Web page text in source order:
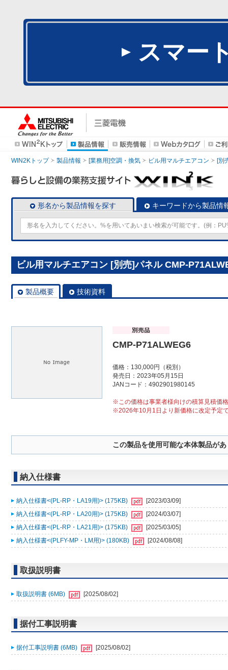
スマー
WIN2Kトップ 製品情報 [業務用]空調・換気 ビル用マルチエアコン [別
形名から製品情報を探す キーワードから製品情
ビル用マルチエアコン [別売]パネル CMP-
製品概要 技術資料
CMP-P71ALWEG6
価格：130,000円（税別）
発売日：2023年05月15日
JANコード：4902901980145
※この価格は事業者様向けの積算見積価
※2026年10月1日より新価格に改定予定
この製品を使用可能な本体製品が
納入仕様書
納入仕様書<(PL-RP・LA19用)> (175KB)
[2023/03/09]
納入仕様書<(PL-RP・LA20用)> (175KB)
[2024/03/07]
納入仕様書<(PL-RP・LA21用)> (175KB)
[2025/03/05]
納入仕様書<(PLFY-MP・LM用)> (180KB)
[2024/08/08]
取扱説明書
取扱説明書 (6MB) [2025/08/02]
据付工事説明書
据付工事説明書 (6MB) [2025/08/02]